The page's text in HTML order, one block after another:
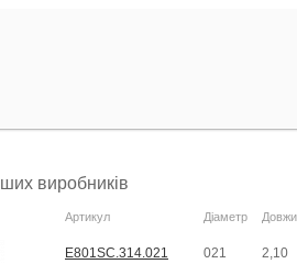
виробників
Артикул Діаметр
E801SC.314.021 021 2,10